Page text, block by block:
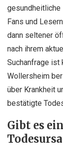
gesundheitliche
Fans und
dann seltener
nach ihrem
Suchanfrage ist
Wollersheim
über Krankheit
bestätigte
Gibt es